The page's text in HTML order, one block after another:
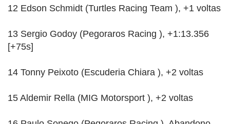
12 Edson Schmidt (Turtles Racing Team ), +1 voltas
13 Sergio Godoy (Pegoraros Racing ), +1:13.356
[+75s]
14 Tonny Peixoto (Escuderia Chiara ), +2 voltas
15 Aldemir Rella (MIG Motorsport ), +2 voltas